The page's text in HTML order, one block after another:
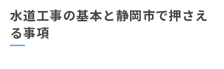
水道メーター設置に必要な手順を解説
水道メーター設置の流れと申請方法
水道工事の依頼先と指定工事店の選び方
水道工事の基本と静岡市で押さえ
る事項